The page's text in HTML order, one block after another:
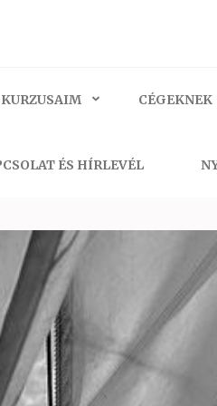
CÉGEKNEK
ÉS HÍRLEVÉL